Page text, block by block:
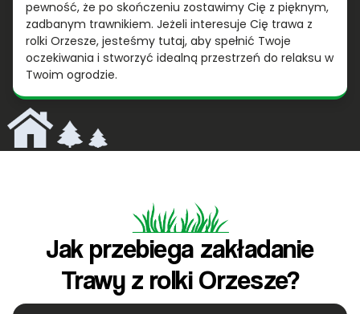
pewność, że po skończeniu zostawimy Cię z pięknym,
zadbanym trawnikiem. Jeżeli interesuje Cię trawa z
rolki Orzesze, jesteśmy tutaj, aby spełnić Twoje
oczekiwania i stworzyć idealną przestrzeń do relaksu w
Twoim ogrodzie.
Jak przebiega zakładanie
Trawy z rolki Orzesze?